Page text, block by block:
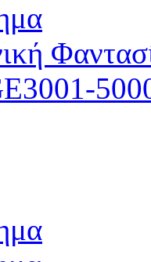
3001-